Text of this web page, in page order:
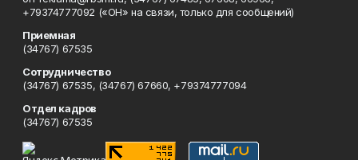
+79374777092 («ОН» на связи, только для сообщений)
Приемная
(34767) 67535
Сотрудничество
(34767) 67535, (34767) 67660, +79374777094
Отдел кадров
(34767) 67535